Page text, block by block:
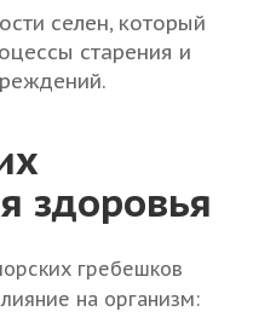
селен, который
старения и
здоровья
гребешков
на организм: